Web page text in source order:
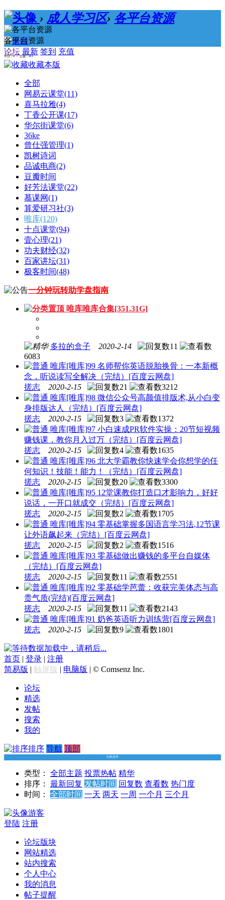
› 成人学习区› 各平台资源
论坛 最新 签到 充值
各平台资源
今日：0 / 主题：411
收藏本版
全部
网易云课堂(11)
喜马拉雅(4)
丁香公开课(17)
华尔街课堂(6)
36ke
曾仕强管理(1)
凯树诗词
品诚电商(2)
豆瓣时间
好芳法课堂(22)
慕课网(1)
算爱研习社(3)
唯库(120)
十点课堂(94)
壹心理(21)
功夫财经(32)
百家讲坛(31)
极客时间(48)
一分钟玩转助学盘指南
唯库唯库合集[351.31G]
多拉的盒子 2020-2-14
11
6083
唯库[唯库]99 名师帮你英语脱胎换骨：一本新概
念，听说读写全解决（完结）[百度云网盘]
搓志
2020-2-15 21
3212
唯库[唯库]98 微信公众号高颜值排版术,从小白变
身排版达人（完结）[百度云网盘]
搓志
2020-2-15 3
1372
唯库[唯库]97 小白速成PR软件实操：20节短视频
赚钱课，教你月入过万（完结）[百度云网盘]
搓志
2020-2-15 4
1635
唯库[唯库]96 北大学霸教你快速学会你想学的任
何知识！技能！能力！（完结）[百度云网盘]
搓志
2020-2-15 20
3300
唯库[唯库]95 12堂课教你打造口才影响力，好好
说话，一开口就成交（完结）[百度云网盘]
搓志
2020-2-15 2
1705
唯库[唯库]94 零基础掌握多国语言学习法,12节课
让外语飙起来（完结）[百度云网盘]
搓志
2020-2-15 2
1516
唯库[唯库]93 零基础做出赚钱的多平台自媒体
（完结）[百度云网盘]
搓志
2020-2-15 11
2551
唯库[唯库]92 零基础学芭蕾：收获完美体态与高
贵气质(完结)[百度云网盘]
搓志
2020-2-15 11
2143
唯库[唯库]91 奶爸英语听力训练营[百度云网盘]
搓志
2020-2-15 9 1801
数据加载中，请稍后...
首页 | 登录 | 注册
简易版 | 触屏版 | 电脑版 | © Comsenz Inc.
论坛
精选
发帖
搜索
我的
排序 导航 顶部
列表排序
类型： 全部主题 投票热帖 精华
排序：
最新回复 发帖时间 回复数 查看数 热门度
时间：
全部时间 一天 两天 一周 一个月 三个月
游客
登陆 注册
论坛版块
网站精选
站内搜索
个人中心
我的消息
帖子提醒